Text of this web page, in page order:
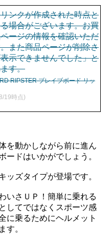
RIPSTER ブレイブボード リッ
19時点)
を動かしながら前に進ん
ードはいかがでしょう。
ッズタイプが登場です。
いさＵＰ！簡単に乗れる
してではなくスポーツ感
に乗るためにヘルメット
す。